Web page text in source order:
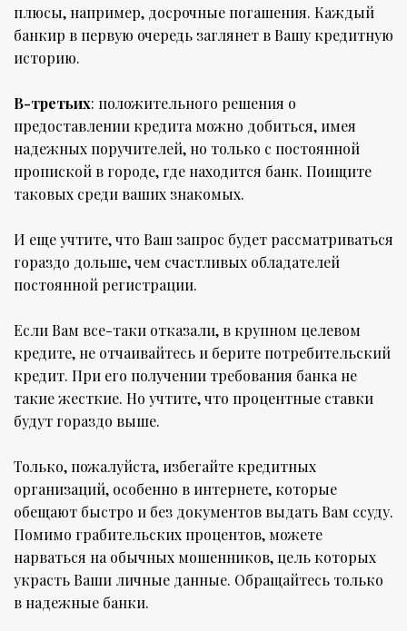
плюсы, например, досрочные погашения. Каждый
банкир в первую очередь заглянет в Вашу кредитную
историю.
В-третьих: положительного решения о
предоставлении кредита можно добиться, имея
надежных поручителей, но только с постоянной
пропиской в городе, где находится банк. Поищите
таковых среди ваших знакомых.
И еще учтите, что Ваш запрос будет рассматриваться
гораздо дольше, чем счастливых обладателей
постоянной регистрации.
Если Вам все-таки отказали, в крупном целевом
кредите, не отчаивайтесь и берите потребительский
кредит. При его получении требования банка не
такие жесткие. Но учтите, что процентные ставки
будут гораздо выше.
Только, пожалуйста, избегайте кредитных
организаций, особенно в интернете, которые
обещают быстро и без документов выдать Вам ссуду.
Помимо грабительских процентов, можете
нарваться на обычных мошенников, цель которых
украсть Ваши личные данные. Обращайтесь только
в надежные банки.